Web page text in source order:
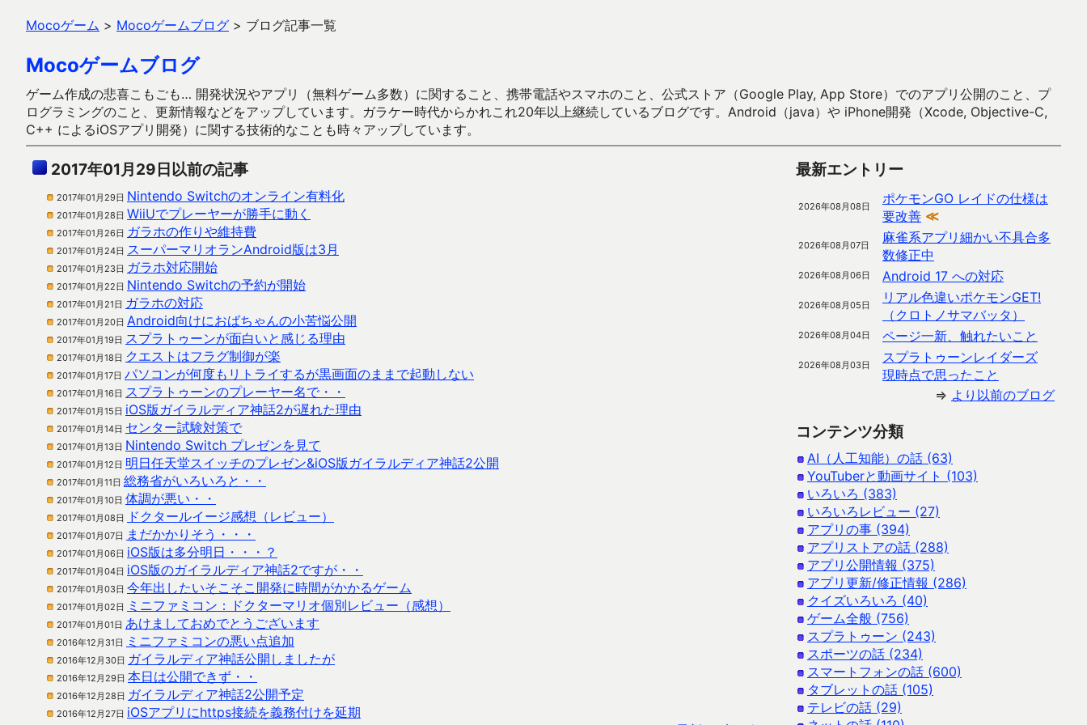
Mocoゲーム > Mocoゲームブログ > ブログ記事一覧
Mocoゲームブログ
ゲーム作成の悲喜こもごも… 開発状況やアプリ（無料ゲーム多数）に関すること、携帯電話やスマホのこと、公式ストア（Google Play, App Store）でのアプリ公開のこと、プ
ログラミングのこと、更新情報などをアップしています。ガラケー時代からかれこれ20年以上継続しているブログです。Android（java）や iPhone開発（Xcode, Objective-C,
C++ によるiOSアプリ開発）に関する技術的なことも時々アップしています。
2017年01月29日以前の記事
2017年01月29日 Nintendo Switchのオンライン有料化
2017年01月28日 WiiUでプレーヤーが勝手に動く
2017年01月26日 ガラホの作りや維持費
2017年01月24日 スーパーマリオランAndroid版は3月
2017年01月23日 ガラホ対応開始
2017年01月22日 Nintendo Switchの予約が開始
2017年01月21日 ガラホの対応
2017年01月20日 Android向けにおばちゃんの小苦悩公開
2017年01月19日 スプラトゥーンが面白いと感じる理由
2017年01月18日 クエストはフラグ制御が楽
2017年01月17日 パソコンが何度もリトライするが黒画面のままで起動しない
2017年01月16日 スプラトゥーンのプレーヤー名で・・
2017年01月15日 iOS版ガイラルディア神話2が遅れた理由
2017年01月14日 センター試験対策で
2017年01月13日 Nintendo Switch プレゼンを見て
2017年01月12日 明日任天堂スイッチのプレゼン&iOS版ガイラルディア神話2公開
2017年01月11日 総務省がいろいろと・・
2017年01月10日 体調が悪い・・
2017年01月08日 ドクタールイージ感想（レビュー）
2017年01月07日 まだかかりそう・・・
2017年01月06日 iOS版は多分明日・・・？
2017年01月04日 iOS版のガイラルディア神話2ですが・・
2017年01月03日 今年出したいそこそこ開発に時間がかかるゲーム
2017年01月02日 ミニファミコン：ドクターマリオ個別レビュー（感想）
2017年01月01日 あけましておめでとうございます
2016年12月31日 ミニファミコンの悪い点追加
2016年12月30日 ガイラルディア神話公開しましたが
2016年12月29日 本日は公開できず・・
2016年12月28日 ガイラルディア神話2公開予定
2016年12月27日 iOSアプリにhttps接続を義務付けを延期
最新エントリー
2026年08月08日
ポケモンGO レイドの仕様は
要改善 ≪
2026年08月07日
麻雀系アプリ細かい不具合多
数修正中
2026年08月06日 Android 17 への対応
2026年08月05日
リアル色違いポケモンGET!
（クロトノサマバッタ）
2026年08月04日 ページ一新、触れたいこと
2026年08月03日
スプラトゥーンレイダーズ
現時点で思ったこと
⇒ より以前のブログ
コンテンツ分類
AI（人工知能）の話 (63)
YouTuberと動画サイト (103)
いろいろ (383)
いろいろレビュー (27)
アプリの事 (394)
アプリストアの話 (288)
アプリ公開情報 (375)
アプリ更新/修正情報 (286)
クイズいろいろ (40)
ゲーム全般 (756)
スプラトゥーン (243)
スポーツの話 (234)
スマートフォンの話 (600)
タブレットの話 (105)
テレビの話 (29)